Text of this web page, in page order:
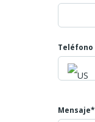
Teléfono
Mensaje*